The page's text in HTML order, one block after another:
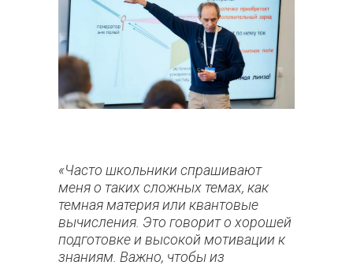
«Часто школьники спрашивают
меня о таких сложных темах, как
темная материя или квантовые
вычисления. Это говорит о хорошей
подготовке и высокой мотивации к
знаниям. Важно, чтобы из